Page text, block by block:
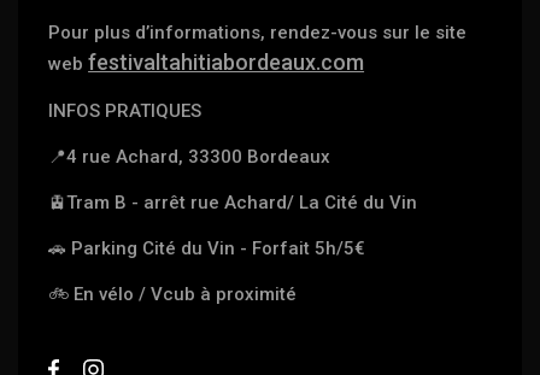
Pour plus d’informations, rendez-vous sur le site
webfestivaltahitiabordeaux.com
INFOS PRATIQUES
📍4 rue Achard, 33300 Bordeaux
🚊Tram B - arrêt rue Achard/ La Cité du Vin
🚗 Parking Cité du Vin - Forfait 5h/5€
🚲 En vélo / Vcub à proximité